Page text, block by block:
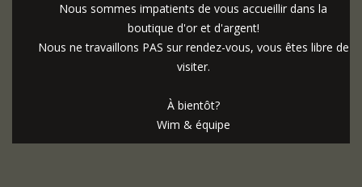
Nous sommes impatients de vous accueillir dans la
boutique d'or et d'argent!
Nous ne travaillons PAS sur rendez-vous, vous êtes libre de
visiter.
À bientôt?
Wim & équipe